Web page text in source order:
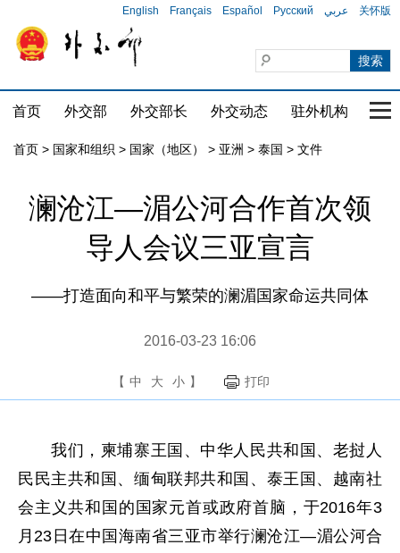
English Français Español Русский عربي 关怀版
首页 外交部 外交部长 外交动态 驻外机构 国
首页 > 国家和组织 > 国家（地区） > 亚洲 > 泰国 > 文件
澜沧江—湄公河合作首次领
导人会议三亚宣言
——打造面向和平与繁荣的澜湄国家命运共同体
2016-03-23 16:06
【 中 大 小 】 打印
我们，柬埔寨王国、中华人民共和国、老挝人
民民主共和国、缅甸联邦共和国、泰王国、越南社
会主义共和国的国家元首或政府首脑，于2016年3
月23日在中国海南省三亚市举行澜沧江—湄公河合